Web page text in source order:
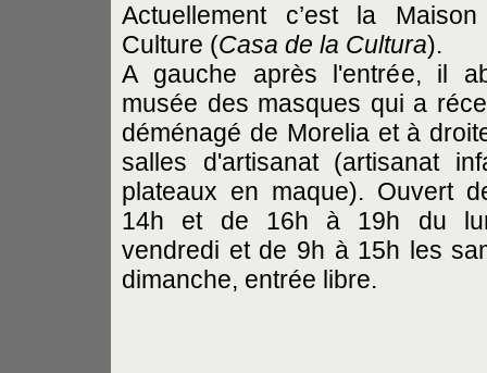
Actuellement c’est la
Culture (Casa de la Cultura).
A gauche après l'entrée, il
musée des masques qui a
déménagé de Morelia et à
salles d'artisanat (artisanat
plateaux en maque). Ouvert
14h et de 16h à 19h du
vendredi et de 9h à 15h les
dimanche, entrée libre.